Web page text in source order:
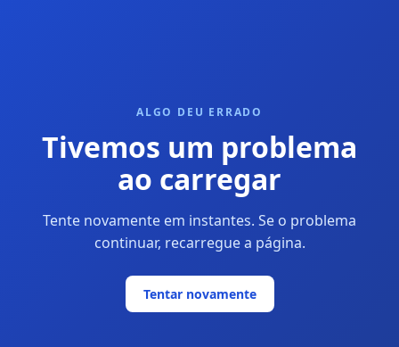
ALGO DEU ERRADO
Tivemos um problema
ao carregar
Tente novamente em instantes. Se o problema
continuar, recarregue a página.
Tentar novamente